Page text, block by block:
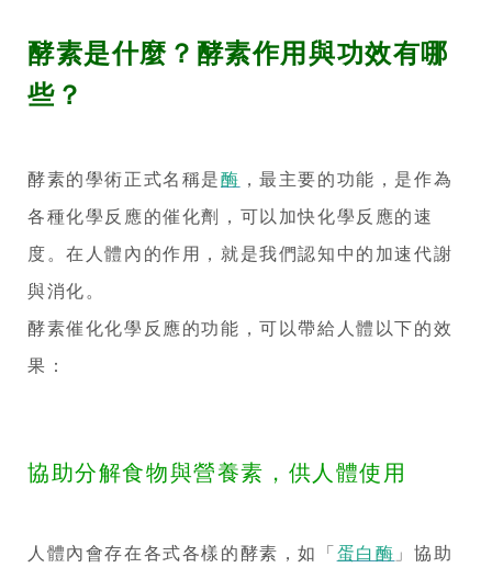
充
時
和
適
用
對
象
酵素是什麼？酵素作用與功效有哪
些？
酵素的學術正式名稱是酶 ，最主要的功能，是作為
各種化學反應的催化劑，可以加快化學反應的速
度。在人體內的作用，就是我們認知中的加速代謝
與消化。
酵素催化化學反應的功能，可以帶給人體以下的效
果：
協助分解食物與營養素，供人體使用
人體內會存在各式各樣的酵素，如「 蛋白酶 」協助